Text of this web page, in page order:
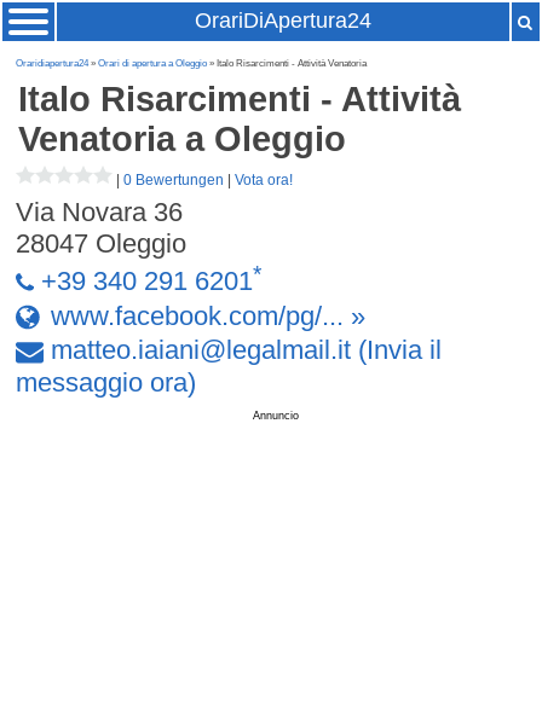
OrariDiApertura24
Oraridiapertura24»Orari di apertura a Oleggio » Italo Risarcimenti - Attività Venatoria
Italo Risarcimenti - Attività
Venatoriaa Oleggio
|0 Bewertungen |Vota ora!
Via Novara 36
28047 Oleggio
+39 340 291 6201*
www.facebook.com/pg/... »
matteo.iaiani@ legalmail .it (Invia il
messaggio ora)
Annuncio